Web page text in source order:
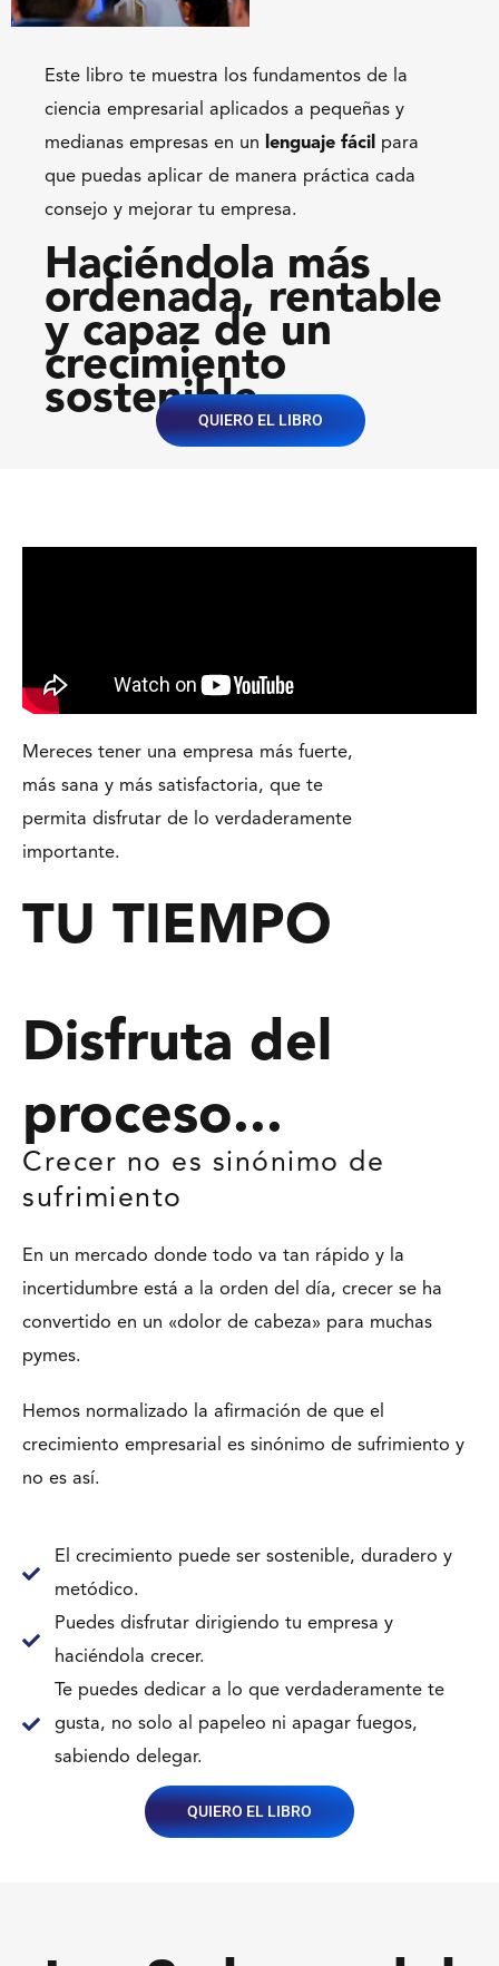
Este libro te muestra los fundamentos de la
ciencia empresarial aplicados a pequeñas y
medianas empresas en un
lenguaje fácil
para
que puedas aplicar de manera práctica cada
consejo y mejorar tu empresa.
Haciéndola más
ordenada, rentable
y capaz de un
crecimiento
sostenible.
QUIERO EL LIBRO
Mereces tener una empresa más fuerte,
más sana y más satisfactoria, que te
permita disfrutar de lo verdaderamente
importante.
TU TIEMPO
Disfruta del
proceso...
Crecer no es sinónimo de
sufrimiento
En un mercado donde todo va tan rápido y la
incertidumbre está a la orden del día, crecer se ha
convertido en un «dolor de cabeza» para muchas
pymes.
Hemos normalizado la afirmación de que el
crecimiento empresarial es sinónimo de sufrimiento y
no es así.
El crecimiento puede ser sostenible, duradero y
metódico.
Puedes disfrutar dirigiendo tu empresa y
haciéndola crecer.
Te puedes dedicar a lo que verdaderamente te
gusta, no solo al papeleo ni apagar fuegos,
sabiendo delegar.
QUIERO EL LIBRO